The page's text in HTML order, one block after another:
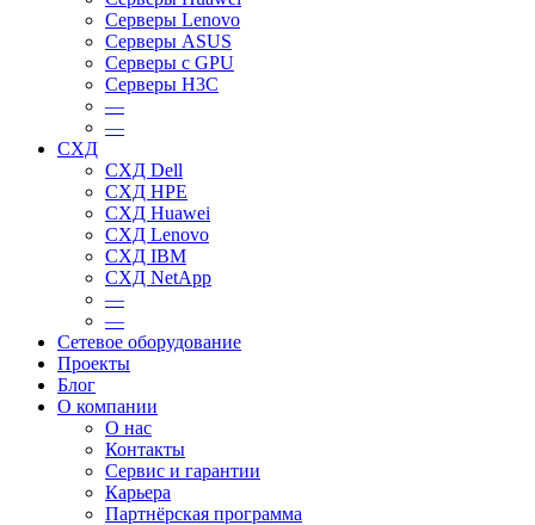
Серверы Lenovo
Серверы ASUS
Серверы c GPU
Серверы H3C
—
—
СХД
СХД Dell
СХД HPE
СХД Huawei
СХД Lenovo
СХД IBM
СХД NetApp
—
—
Сетевое оборудование
Проекты
Блог
О компании
О нас
Контакты
Сервис и гарантии
Карьера
Партнёрская программа